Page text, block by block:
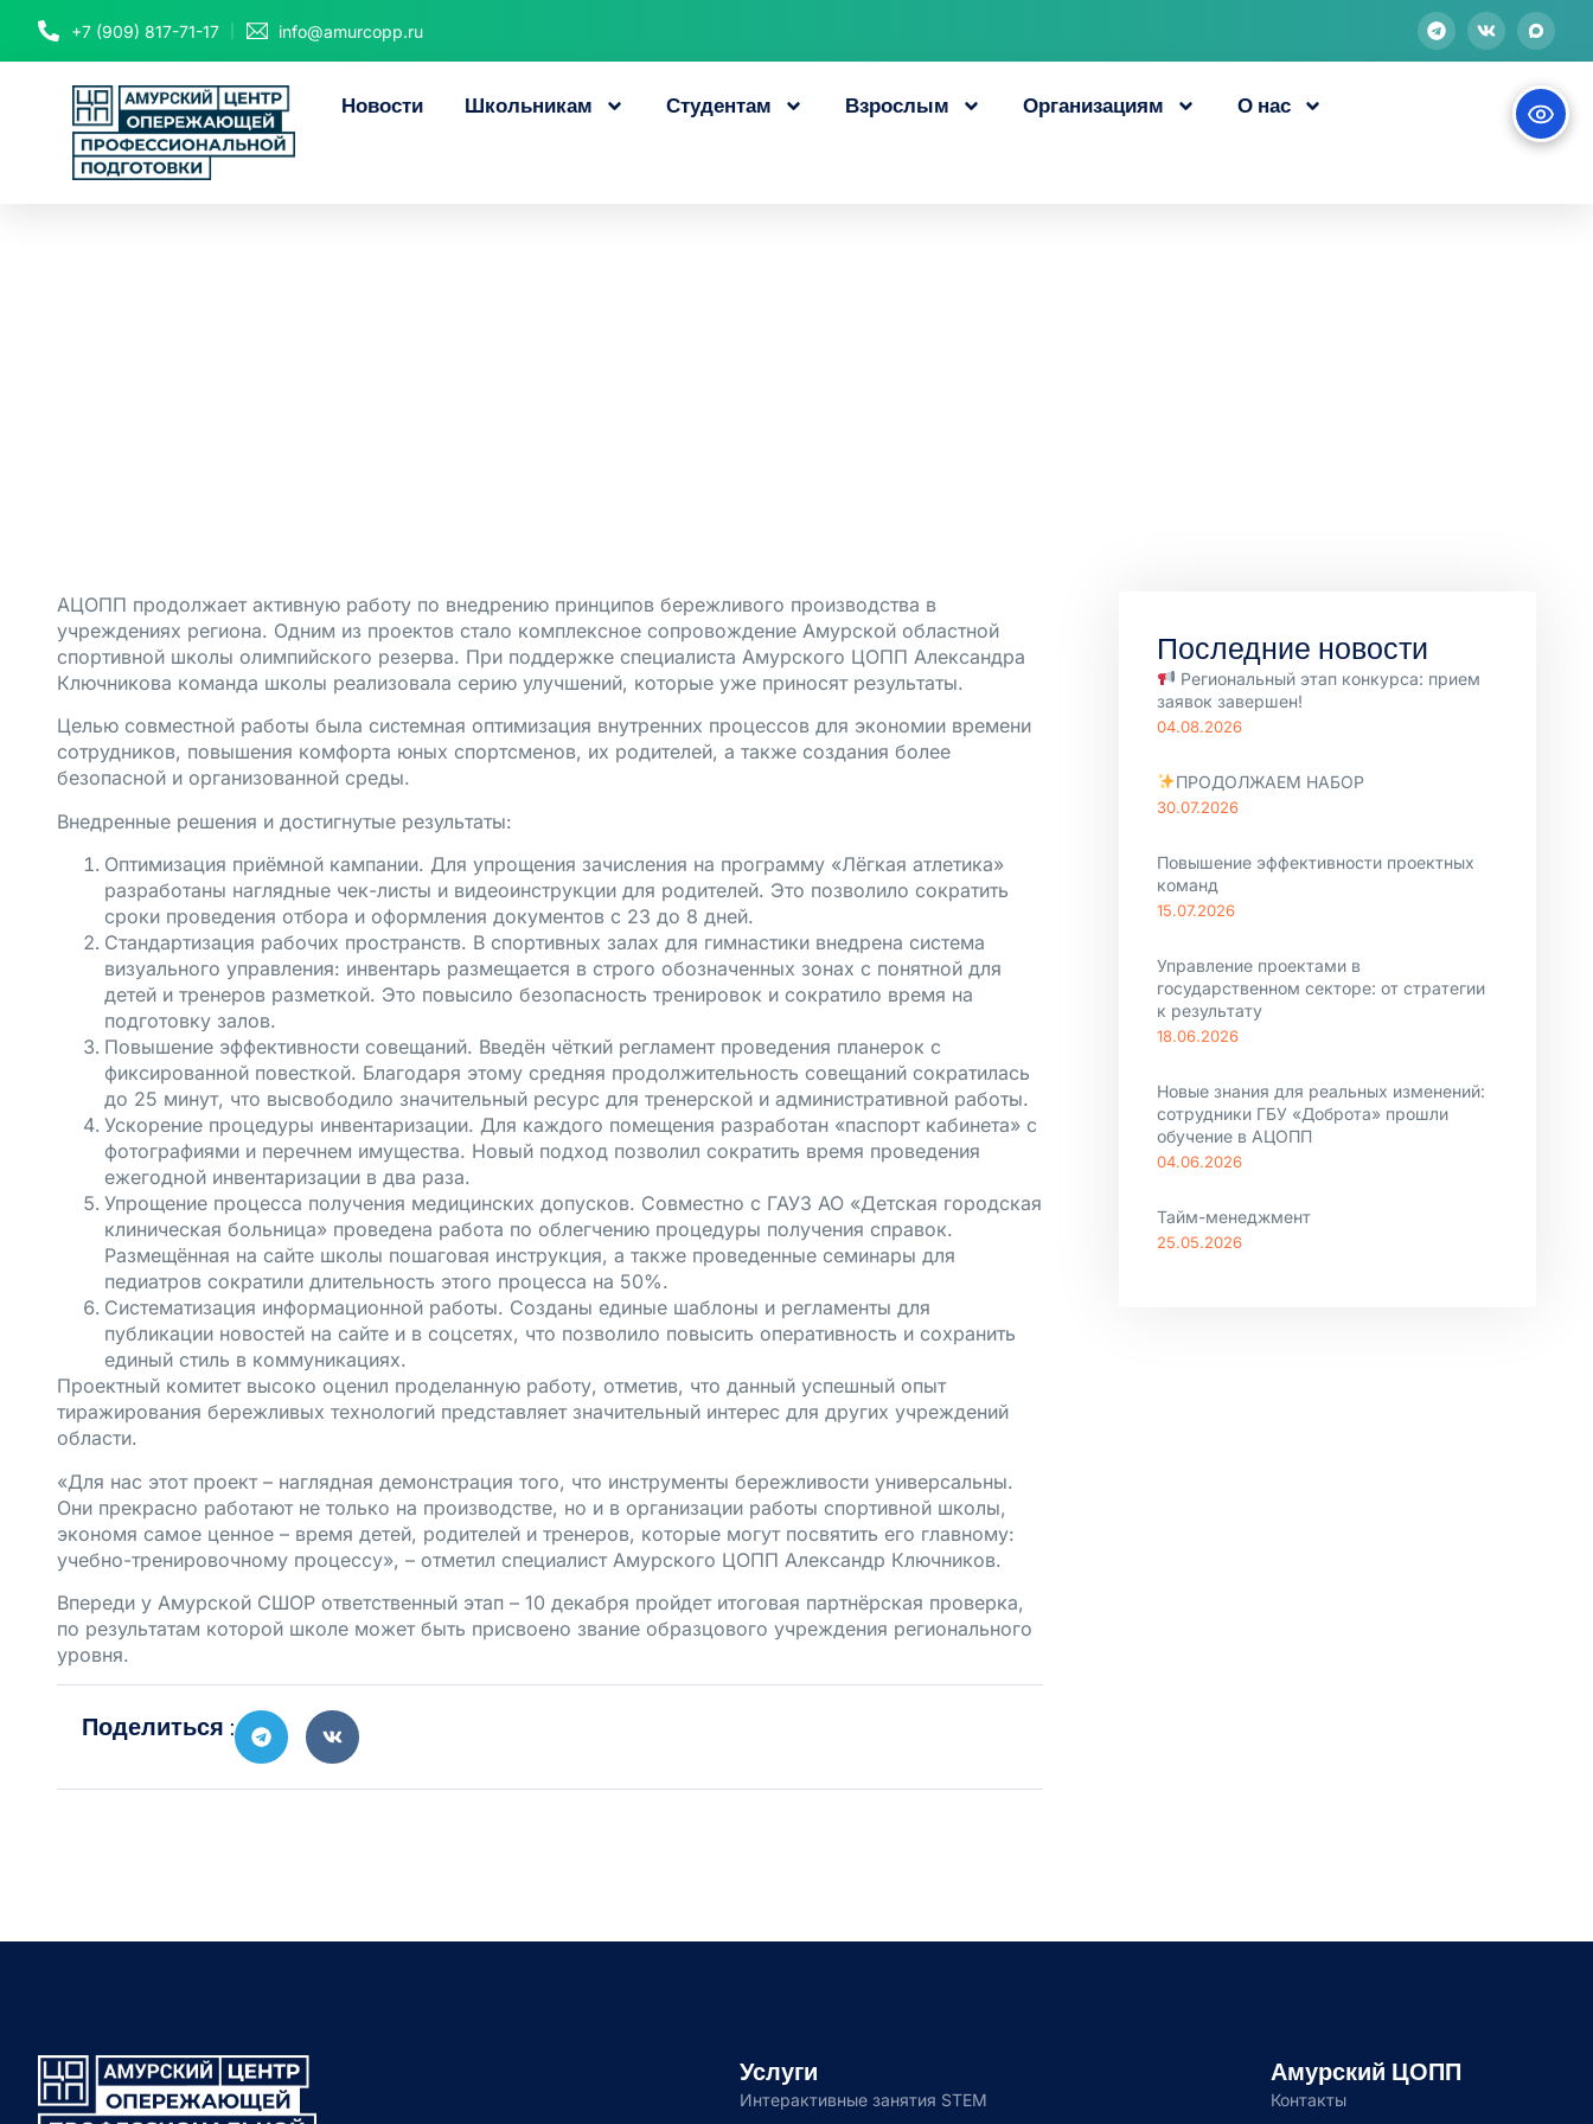
+7 (909) 817-71-17 info@amurcopp.ru
Новости Школьникам Студентам Взрослым Организациям О нас
АЦОПП продолжает активную работу по внедрению принципов бережливого производства в
учреждениях региона. Одним из проектов стало комплексное сопровождение Амурской областной
спортивной школы олимпийского резерва. При поддержке специалиста Амурского ЦОПП Александра
Ключникова команда школы реализовала серию улучшений, которые уже приносят результаты.
Целью совместной работы была системная оптимизация внутренних процессов для экономии времени
сотрудников, повышения комфорта юных спортсменов, их родителей, а также создания более
безопасной и организованной среды.
Внедренные решения и достигнутые результаты:
Оптимизация приёмной кампании. Для упрощения зачисления на программу «Лёгкая атлетика»
разработаны наглядные чек-листы и видеоинструкции для родителей. Это позволило сократить
сроки проведения отбора и оформления документов с 23 до 8 дней.
Стандартизация рабочих пространств. В спортивных залах для гимнастики внедрена система
визуального управления: инвентарь размещается в строго обозначенных зонах с понятной для
детей и тренеров разметкой. Это повысило безопасность тренировок и сократило время на
подготовку залов.
Повышение эффективности совещаний. Введён чёткий регламент проведения планерок с
фиксированной повесткой. Благодаря этому средняя продолжительность совещаний сократилась
до 25 минут, что высвободило значительный ресурс для тренерской и административной работы.
Ускорение процедуры инвентаризации. Для каждого помещения разработан «паспорт кабинета» с
фотографиями и перечнем имущества. Новый подход позволил сократить время проведения
ежегодной инвентаризации в два раза.
Упрощение процесса получения медицинских допусков. Совместно с ГАУЗ АО «Детская городская
клиническая больница» проведена работа по облегчению процедуры получения справок.
Размещённая на сайте школы пошаговая инструкция, а также проведенные семинары для
педиатров сократили длительность этого процесса на 50%.
Систематизация информационной работы. Созданы единые шаблоны и регламенты для
публикации новостей на сайте и в соцсетях, что позволило повысить оперативность и сохранить
единый стиль в коммуникациях.
Проектный комитет высоко оценил проделанную работу, отметив, что данный успешный опыт
тиражирования бережливых технологий представляет значительный интерес для других учреждений
области.
«Для нас этот проект – наглядная демонстрация того, что инструменты бережливости универсальны.
Они прекрасно работают не только на производстве, но и в организации работы спортивной школы,
экономя самое ценное – время детей, родителей и тренеров, которые могут посвятить его главному:
учебно-тренировочному процессу», – отметил специалист Амурского ЦОПП Александр Ключников.
Впереди у Амурской СШОР ответственный этап – 10 декабря пройдет итоговая партнёрская проверка,
по результатам которой школе может быть присвоено звание образцового учреждения регионального
уровня.
Поделиться :
Последние новости
Региональный этап конкурса: прием
заявок завершен!
04.08.2026
ПРОДОЛЖАЕМ НАБОР
30.07.2026
Повышение эффективности проектных
команд
15.07.2026
Управление проектами в
государственном секторе: от стратегии
к результату
18.06.2026
Новые знания для реальных изменений:
сотрудники ГБУ «Доброта» прошли
обучение в АЦОПП
04.06.2026
Тайм-менеджмент
25.05.2026
Услуги
Интерактивные занятия STEM
Амурский ЦОПП
Контакты